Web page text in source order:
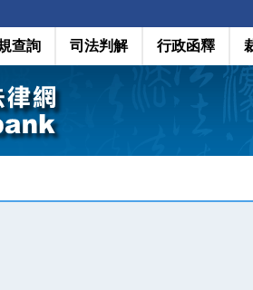
查詢 司法判解 行政函釋